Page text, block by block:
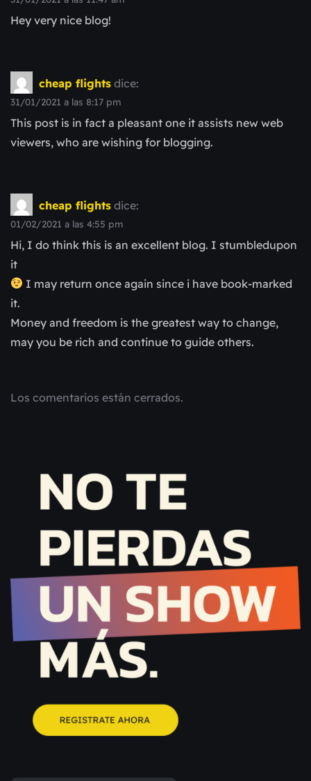
Hey very nice blog!
cheap flights dice:
31/01/2021 a las 8:17 pm
This post is in fact a pleasant one it assists new web
viewers, who are wishing for blogging.
cheap flights dice:
01/02/2021 a las 4:55 pm
Hi, I do think this is an excellent blog. I stumbledupon
it
I may return once again since i have book-marked
it.
Money and freedom is the greatest way to change,
may you be rich and continue to guide others.
Los comentarios están cerrados.